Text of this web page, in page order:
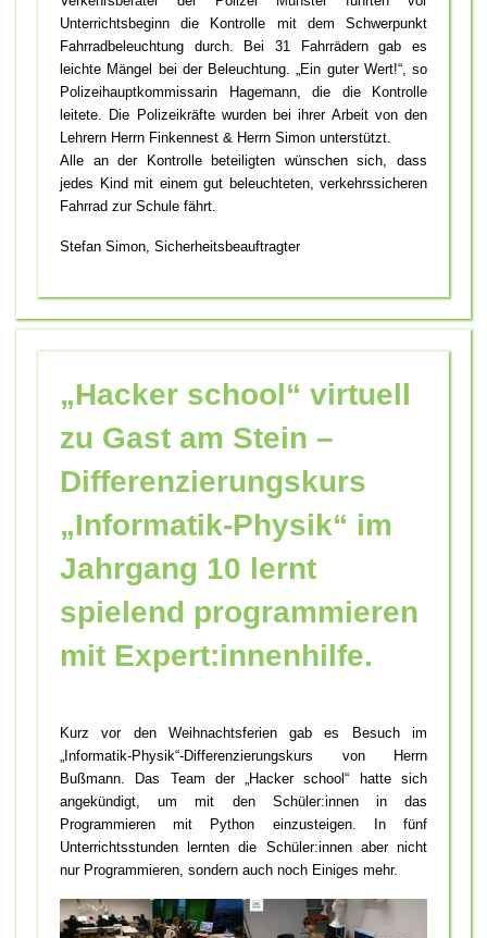
Unterrichtsbeginn die Kontrolle mit dem Schwerpunkt
Fahrradbeleuchtung durch. Bei 31 Fahrrädern gab es
leichte Mängel bei der Beleuchtung. „Ein guter Wert!“, so
Polizeihauptkommissarin Hagemann, die die Kontrolle
leitete. Die Polizeikräfte wurden bei ihrer Arbeit von den
Lehrern Herrn Finkennest & Herrn Simon unterstützt.
Alle an der Kontrolle beteiligten wünschen sich, dass
jedes Kind mit einem gut beleuchteten, verkehrssicheren
Fahrrad zur Schule fährt.
Stefan Simon, Sicherheitsbeauftragter
„Hacker school“ virtuell
zu Gast am Stein –
Differenzierungskurs
„Informatik-Physik“ im
Jahrgang 10 lernt
spielend programmieren
mit Expert:innenhilfe.
Kurz vor den Weihnachtsferien gab es Besuch im
„Informatik-Physik“-Differenzierungskurs von Herrn
Bußmann. Das Team der „Hacker school“ hatte sich
angekündigt, um mit den Schüler:innen in das
Programmieren mit Python einzusteigen. In fünf
Unterrichtsstunden lernten die Schüler:innen aber nicht
nur Programmieren, sondern auch noch Einiges mehr.